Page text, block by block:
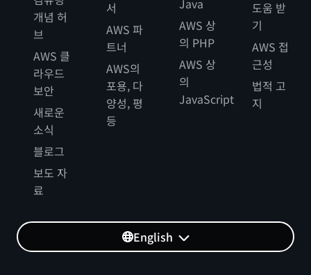
개념 허
브
AWS 클
라우드
보안
새로운
소식
블로그
보도 자
료
서
AWS 파
트너
AWS의
포용, 다
양성, 평
등
Java
AWS 상
의 PHP
AWS 상
의
JavaScript
도움 받
기
AWS 접
근성
법적 고
지
English